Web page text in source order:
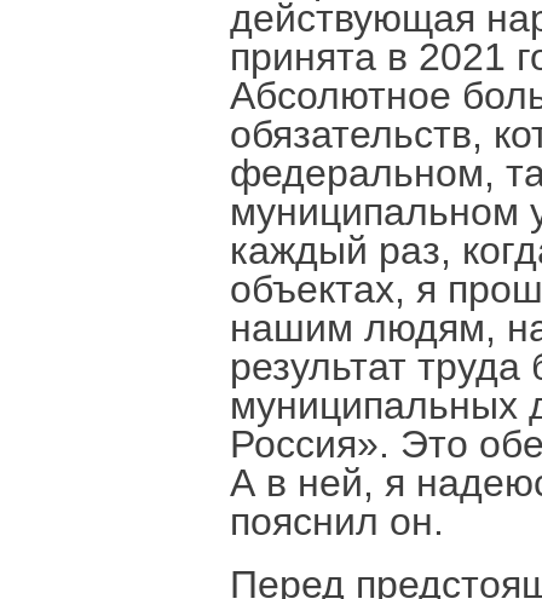
действующая
принята в 2021
Абсолютное
обязательств,
федеральном,
муниципальном
каждый раз,
объектах, я
нашим людям,
результат
муниципальных
Россия». Это
А в ней, я
пояснил он.
Перед